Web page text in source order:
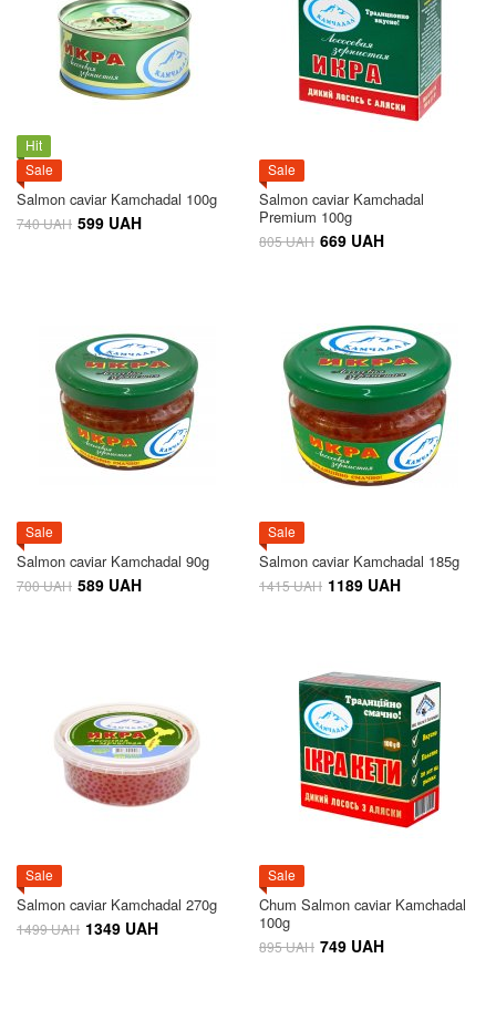
Hit
Sale
Salmon caviar Kamchadal 100g
740 UAH 599 UAH
Sale
Salmon caviar Kamchadal
Premium 100g
805 UAH 669 UAH
Sale
Salmon caviar Kamchadal 90g
700 UAH 589 UAH
Sale
Salmon caviar Kamchadal 185g
1415 UAH 1189 UAH
Sale
Salmon caviar Kamchadal 270g
1499 UAH 1349 UAH
Sale
Chum Salmon caviar Kamchadal
100g
895 UAH 749 UAH